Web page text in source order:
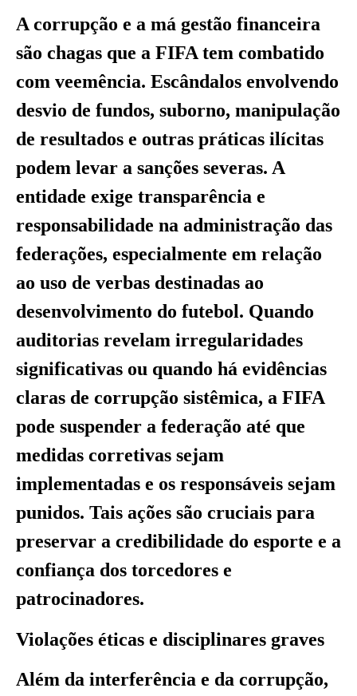
A corrupção e a má gestão financeira
são chagas que a FIFA tem combatido
com veemência. Escândalos envolvendo
desvio de fundos, suborno, manipulação
de resultados e outras práticas ilícitas
podem levar a sanções severas. A
entidade exige transparência e
responsabilidade na administração das
federações, especialmente em relação
ao uso de verbas destinadas ao
desenvolvimento do futebol. Quando
auditorias revelam irregularidades
significativas ou quando há evidências
claras de corrupção sistêmica, a FIFA
pode suspender a federação até que
medidas corretivas sejam
implementadas e os responsáveis sejam
punidos. Tais ações são cruciais para
preservar a credibilidade do esporte e a
confiança dos torcedores e
patrocinadores.
Violações éticas e disciplinares graves
Além da interferência e da corrupção,